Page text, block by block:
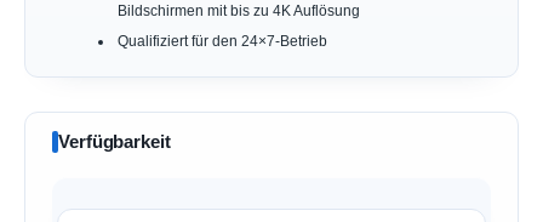
Bildschirmen mit bis zu 4K Auflösung
Qualifiziert für den 24×7-Betrieb
Verfügbarkeit